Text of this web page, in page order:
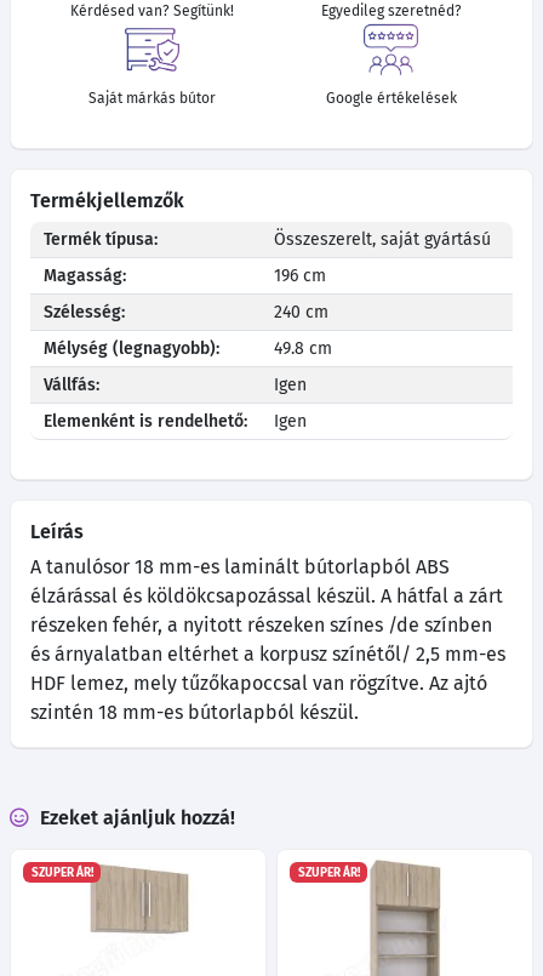
Kérdésed van? Segítünk! Egyedileg szeretnéd?
Saját márkás bútor Google értékelések
Termékjellemzők
Termék típusa:
Összeszerelt, saját gyártású
Magasság:
196 cm
Szélesség:
240 cm
Mélység (legnagyobb):
49.8 cm
Vállfás:
Igen
Elemenként is rendelhető:
Igen
Leírás
A tanulósor 18 mm-es laminált bútorlapból ABS
élzárással és köldökcsapozással készül. A hátfal a zárt
részeken fehér, a nyitott részeken színes /de színben
és árnyalatban eltérhet a korpusz színétől/ 2,5 mm-es
HDF lemez, mely tűzőkapoccsal van rögzítve. Az ajtó
szintén 18 mm-es bútorlapból készül.
Ezeket ajánljuk hozzá!
SZUPER ÁR! SZUPER ÁR!